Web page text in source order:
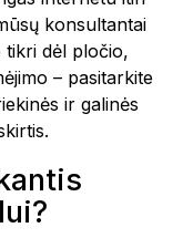
konsultantai
tikri dėl pločio,
– pasitarkite
ir galinės